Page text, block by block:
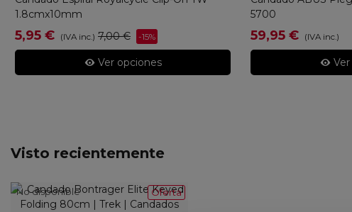
1.8cmx10mm
5,95 € (IVA inc.) 7,00 € -15%
Ver opciones
5700
59,95 € (IVA inc.)
Visto recientemente
Oferta
No disponible